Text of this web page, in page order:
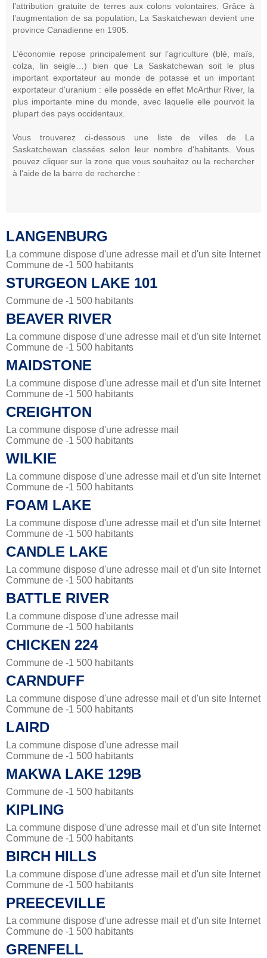
l’attribution gratuite de terres aux colons volontaires. Grâce à
l’augmentation de sa population, La Saskatchewan devient une
province Canadienne en 1905.
L’économie repose principalement sur l’agriculture (blé, maïs,
colza, lin seigle…) bien que La Saskatchewan soit le plus
important exportateur au monde de potasse et un important
exportateur d'uranium : elle possède en effet McArthur River, la
plus importante mine du monde, avec laquelle elle pourvoit la
plupart des pays occidentaux.
Vous trouverez ci-dessous une liste de villes de La
Saskatchewan classées selon leur nombre d'habitants. Vous
pouvez cliquer sur la zone que vous souhaitez ou la rechercher
à l'aide de la barre de recherche :
LANGENBURG
La commune dispose d'une adresse mail et d'un site Internet
Commune de -1 500 habitants
STURGEON LAKE 101
Commune de -1 500 habitants
BEAVER RIVER
La commune dispose d'une adresse mail et d'un site Internet
Commune de -1 500 habitants
MAIDSTONE
La commune dispose d'une adresse mail et d'un site Internet
Commune de -1 500 habitants
CREIGHTON
La commune dispose d'une adresse mail
Commune de -1 500 habitants
WILKIE
La commune dispose d'une adresse mail et d'un site Internet
Commune de -1 500 habitants
FOAM LAKE
La commune dispose d'une adresse mail et d'un site Internet
Commune de -1 500 habitants
CANDLE LAKE
La commune dispose d'une adresse mail et d'un site Internet
Commune de -1 500 habitants
BATTLE RIVER
La commune dispose d'une adresse mail
Commune de -1 500 habitants
CHICKEN 224
Commune de -1 500 habitants
CARNDUFF
La commune dispose d'une adresse mail et d'un site Internet
Commune de -1 500 habitants
LAIRD
La commune dispose d'une adresse mail
Commune de -1 500 habitants
MAKWA LAKE 129B
Commune de -1 500 habitants
KIPLING
La commune dispose d'une adresse mail et d'un site Internet
Commune de -1 500 habitants
BIRCH HILLS
La commune dispose d'une adresse mail et d'un site Internet
Commune de -1 500 habitants
PREECEVILLE
La commune dispose d'une adresse mail et d'un site Internet
Commune de -1 500 habitants
GRENFELL